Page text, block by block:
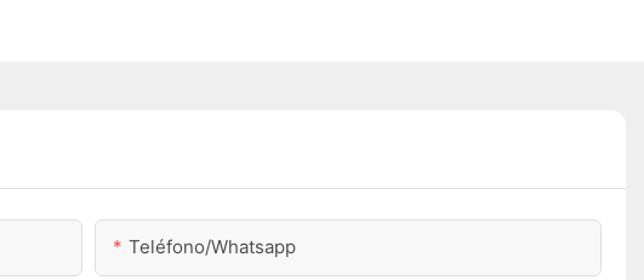
Teléfono/whatsapp